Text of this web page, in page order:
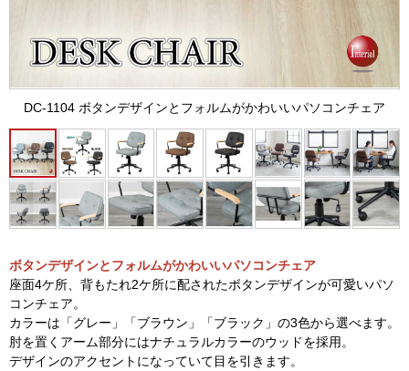
DC-1104 ボタンデザインとフォルムがかわいいパソコンチェア
ボタンデザインとフォルムがかわいいパソコンチェア
座面4ケ所、背もたれ2ケ所に配されたボタンデザインが可愛いパソ
コンチェア。
カラーは「グレー」「ブラウン」「ブラック」の3色から選べます。
肘を置くアーム部分にはナチュラルカラーのウッドを採用。
デザインのアクセントになっていて目を引きます。